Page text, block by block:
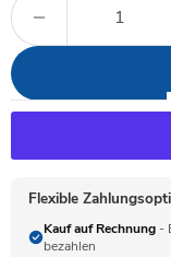
Flexible
Kauf auf Rechnung -
bezahlen